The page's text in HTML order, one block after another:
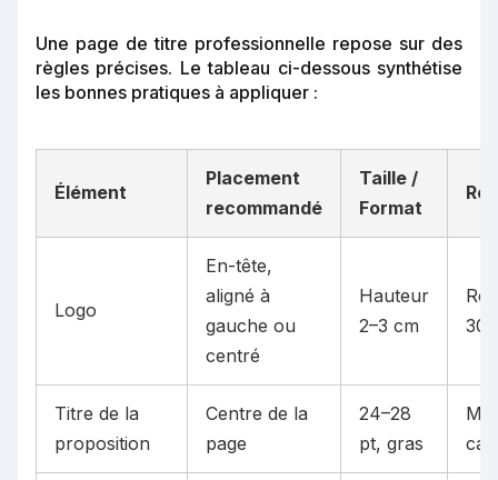
Une page de titre professionnelle repose sur des
règles précises. Le tableau ci-dessous synthétise
les bonnes pratiques à appliquer :
Élément
Placement
recommandé
Taille /
Format
Logo
En-tête,
aligné à
gauche ou
centré
Hauteur
2–3 cm
Titre de la
proposition
Centre de la
page
24–28
pt, gras